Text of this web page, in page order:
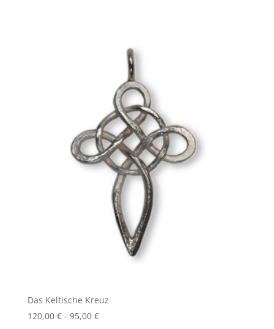
Das Keltische Kreuz
120,00 €- 95,00 €